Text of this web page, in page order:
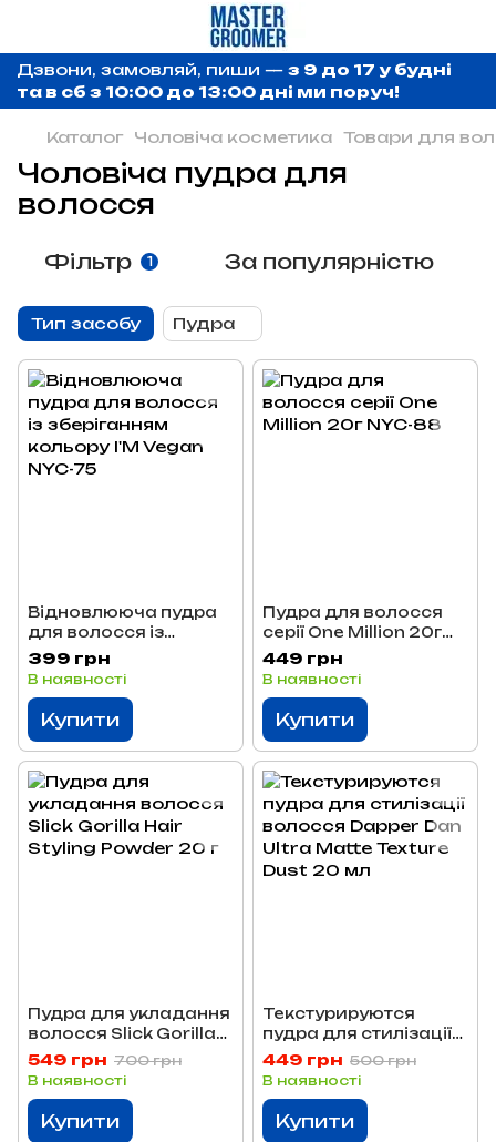
Дзвони, замовляй, пиши — з 9 до 17 у будні
та в сб з 10:00 до 13:00 дні ми поруч!
Каталог Чоловіча косметика Товари для
Чоловіча пудра для
волосся
Фільтр 1 За популярністю
Тип засобу Пудра
Відновлююча пудра
для волосся із
зберіганням кольору
I'‎M Vegan NYC-75
399 грн
В наявності
Купити
Пудра для волосся
серії One Million 20г
NYC-88
449 грн
В наявності
Купити
Пудра для укладання
волосся Slick Gorilla
Hair Styling Powder
20 г
549 грн 700 грн
В наявності
Купити
Текстурируются
пудра для стилізації
волосся Dapper Dan
Ultra Matte Texture
449 грн 500 грн
В наявності
Купити